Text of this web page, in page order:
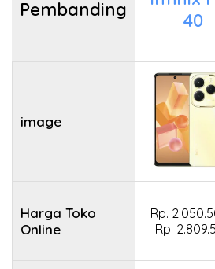
Pembanding
40
image
Harga Toko
Online
Rp.
Rp.